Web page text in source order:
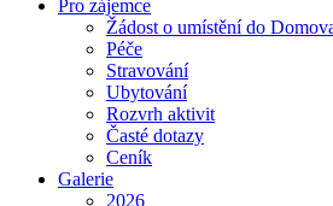
Pro zájemce
Žádost o umístění do
Péče
Stravování
Ubytování
Rozvrh aktivit
Časté dotazy
Ceník
Galerie
2026